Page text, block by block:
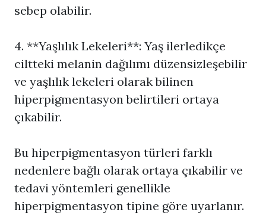
sebep olabilir.
4. **Yaşlılık Lekeleri**: Yaş ilerledikçe
ciltteki melanin dağılımı düzensizleşebilir
ve yaşlılık lekeleri olarak bilinen
hiperpigmentasyon belirtileri ortaya
çıkabilir.
Bu hiperpigmentasyon türleri farklı
nedenlere bağlı olarak ortaya çıkabilir ve
tedavi yöntemleri genellikle
hiperpigmentasyon tipine göre uyarlanır.